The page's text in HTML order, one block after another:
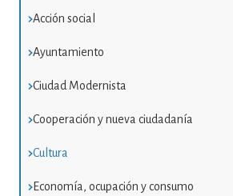
Acción social
Ayuntamiento
Ciudad Modernista
Cooperación y nueva ciudadanía
Cultura
Economía, ocupación y consumo